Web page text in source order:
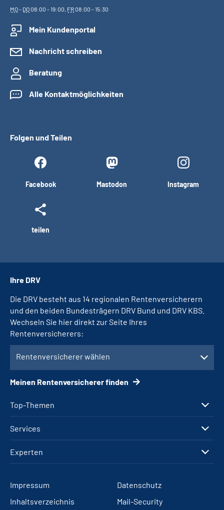
MO- DO08:00 - 19:00, FR08:00 - 15:30
Mein Kundenportal
Nachricht schreiben
Beratung
Alle Kontaktmöglichkeiten
Folgen und Teilen
Facebook Mastodon Instagram
teilen
Top-Themen
Services
Experten
Ihre DRV
Die DRV besteht aus 14 regionalen Rentenversicherern
und den beiden Bundesträgern DRV Bund und DRV KBS.
Wechseln Sie hier direkt zur Seite Ihres
Rentenversicherers:
Rentenversicherer wählen
Meinen Rentenversicherer finden
Impressum
Datenschutz
Inhaltsverzeichnis
Mail-Security